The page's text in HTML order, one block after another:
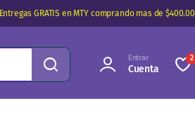
Entregas GRATIS en MTY comprando mas de $400.00
Entrar
Cuenta
2